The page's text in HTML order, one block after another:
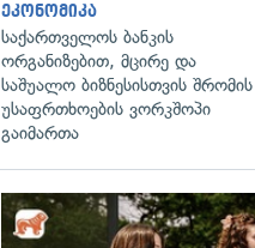
ეკონომიკა
საქართველოს ბანკის
ორგანიზებით, მცირე და
საშუალო ბიზნესისთვის შრომის
უსაფრთხოების ვორკშოპი
გაიმართა